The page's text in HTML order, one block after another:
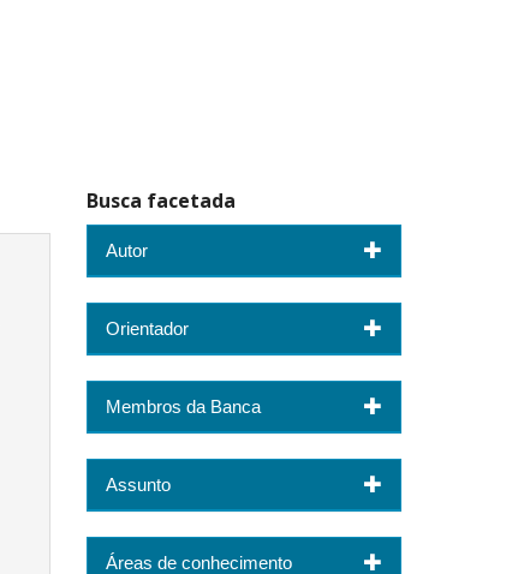
Busca facetada
Autor
Orientador
Membros da Banca
Assunto
Áreas de conhecimento